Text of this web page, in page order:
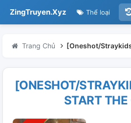
ZingTruyen.Xyz Thể loại
Trang Chủ [Oneshot/
[ONESHOT/
START THE